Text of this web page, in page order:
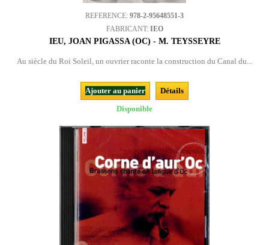
REFERENCE: 978-2-95648551-3
FABRICANT: IEO
IEU, JOAN PIGASSA (OC) - M. TEYSSEYRE
Au siècle du Roi Soleil, un ouvrier raconte la construction du Canal du...
Ajouter au panier
Détails
Disponible